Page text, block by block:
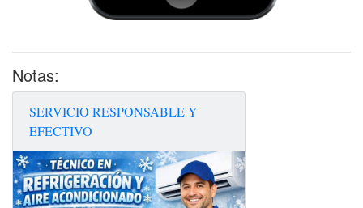
Notas:
SERVICIO RESPONSABLE Y
EFECTIVO